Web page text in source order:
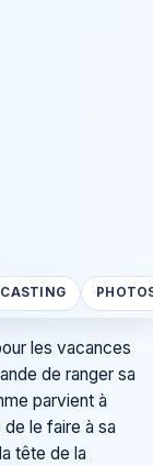
CASTING
les vacances
de ranger sa
parvient à
le faire à sa
tête de la